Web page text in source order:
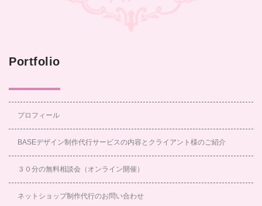
Portfolio
プロフィール
BASEデザイン制作代行サービスの内容とクライアント様のご紹介
３０分の無料相談会（オンライン開催）
ネットショップ制作代行のお問い合わせ